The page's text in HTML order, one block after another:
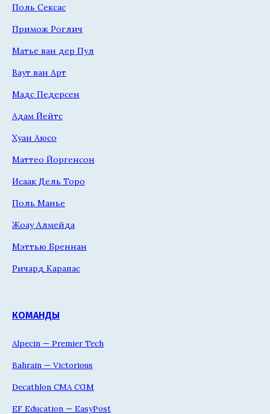
Поль Сексас
Примож Роглич
Матье ван дер Пул
Ваут ван Арт
Мадс Педерсен
Адам Йейтс
Хуан Аюсо
Маттео Йоргенсон
Исаак Дель Торо
Поль Манье
Жоау Алмейда
Мэттью Бреннан
Ричард Карапас
КОМАНДЫ
Alpecin — Premier Tech
Bahrain — Victorious
Decathlon CMA CGM
EF Education — EasyPost